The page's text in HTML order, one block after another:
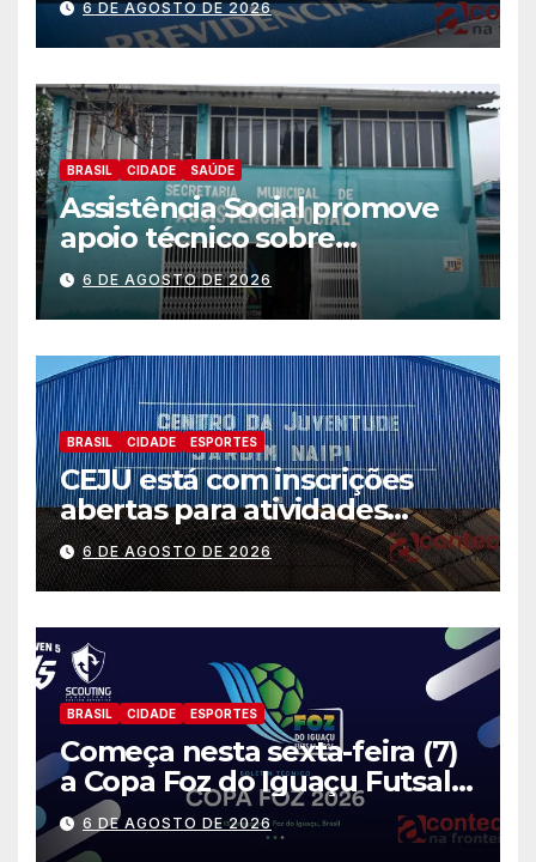
6 DE AGOSTO DE 2026
BRASIL CIDADE SAÚDE
Assistência Social promove
apoio técnico sobre
preparação e resposta a
situações de emergência e
calamidade pública
6 DE AGOSTO DE 2026
BRASIL CIDADE ESPORTES
CEJU está com inscrições
abertas para atividades
gratuitas
6 DE AGOSTO DE 2026
BRASIL CIDADE ESPORTES
Começa nesta sexta-feira (7)
a Copa Foz do Iguaçu Futsal
2026 com equipes de quatro
países
6 DE AGOSTO DE 2026